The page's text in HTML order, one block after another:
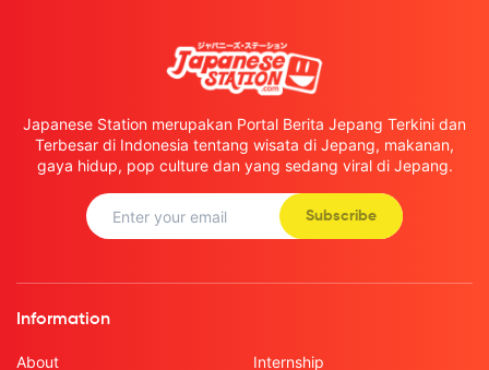
Japanese Station merupakan Portal Berita Jepang Terkini dan
Terbesar di Indonesia tentang wisata di Jepang, makanan,
gaya hidup, pop culture dan yang sedang viral di Jepang.
Subscribe
Information
About
Internship